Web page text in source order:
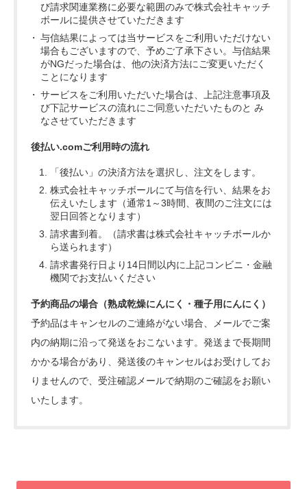
び請求関連業務に必要な範囲のみで株式会社キャッチ
ボールに提供させていただきます
与信結果によっては当サービスをご利用いただけない
場合もございますので、予めご了承下さい。与信結果
がNGだった場合は、他の決済方法にご変更いただく
ことになります
サービスをご利用いただいた場合は、上記注意事項及
び下記サービスの流れにご同意いただいたものと み
なさせていただきます
後払い.comご利用時の流れ
「後払い」の決済方法を選択し、注文をします。
株式会社キャッチボールにて与信を行い、結果をお
伝えいたします（通常1～3時間、夜間のご注文には
翌日回答となります）
請求書到着。（請求書は株式会社キャッチボールか
ら送られます）
請求書発行日より14日間以内に上記コンビニ・金融
機関でお支払いください
予約商品の場合（熟成乾燥にんにく・種子用にんにく）
予約品はキャンセルのご連絡がない場合、メールでご案
内の納期に沿って発送をおこないます。発送まで長期間
かかる場合があり、発送後のキャンセルはお受けしてお
りませんので、受注確認メールで納期のご確認をお願い
いたします。